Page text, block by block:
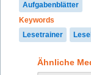
Aufgabenblätter
Keywords
Lesetrainer
Ähnliche